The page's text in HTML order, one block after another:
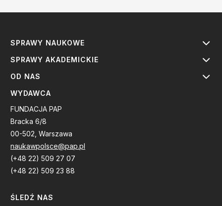
SPRAWY NAUKOWE
SPRAWY AKADEMICKIE
OD NAS
WYDAWCA
FUNDACJA PAP
Bracka 6/8
00-502, Warszawa
naukawpolsce@pap.pl
(+48 22) 509 27 07
(+48 22) 509 23 88
ŚLEDŹ NAS